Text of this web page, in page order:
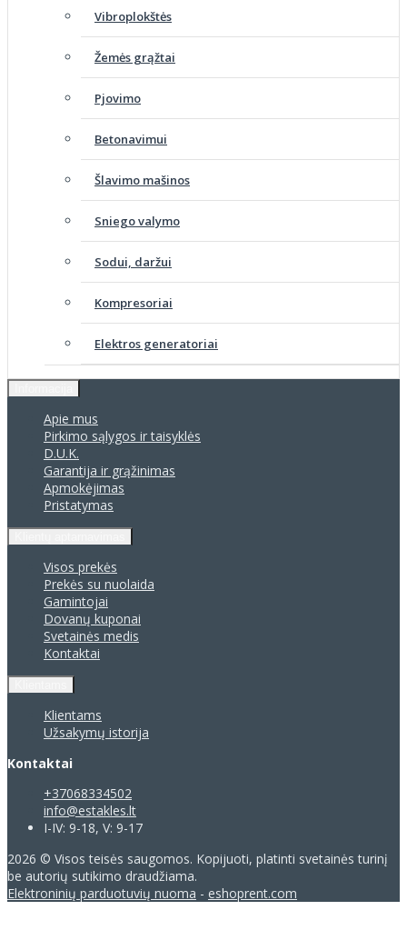
Vibroplokštės
Žemės grąžtai
Pjovimo
Betonavimui
Šlavimo mašinos
Sniego valymo
Sodui, daržui
Kompresoriai
Elektros generatoriai
Apie mus
Pirkimo sąlygos ir taisyklės
D.U.K.
Garantija ir grąžinimas
Apmokėjimas
Pristatymas
Visos prekės
Prekės su nuolaida
Gamintojai
Dovanų kuponai
Svetainės medis
Kontaktai
Klientams
Užsakymų istorija
Kontaktai
+37068334502
info@estakles.lt
I-IV: 9-18, V: 9-17
2026 © Visos teisės saugomos. Kopijuoti, platinti svetainės turinį
be autorių sutikimo draudžiama.
Elektroninių parduotuvių nuoma - eshoprent.com